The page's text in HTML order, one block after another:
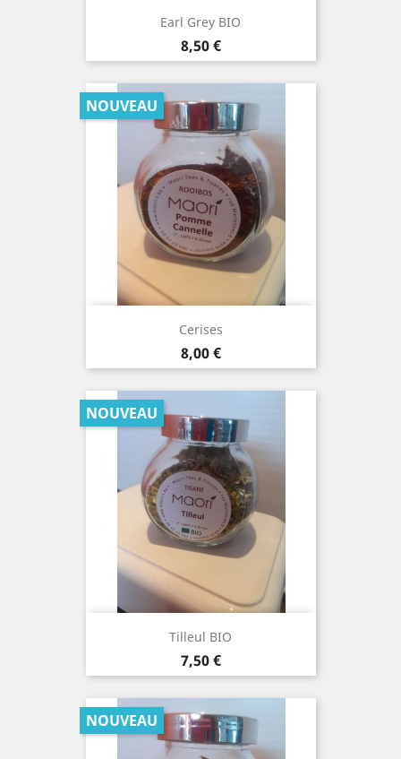
Earl Grey BIO
Prix
8,50 €
Cerises
Prix
8,00 €
NOUVEAU
Tilleul BIO
Prix
7,50 €
NOUVEAU
NOUVEAU